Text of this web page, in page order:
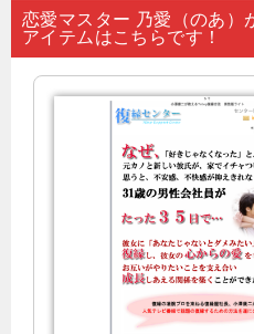
ナ
ビ
恋愛マスター 乃愛（のあ）
アイテムはこちらです！